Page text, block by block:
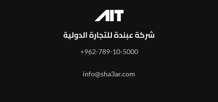
شركة عبندة للتجارة الدولية
962-789-10-5000+
info@sha3ar.com